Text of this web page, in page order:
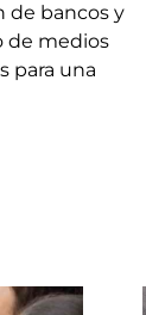
de bancos y
de medios
para una